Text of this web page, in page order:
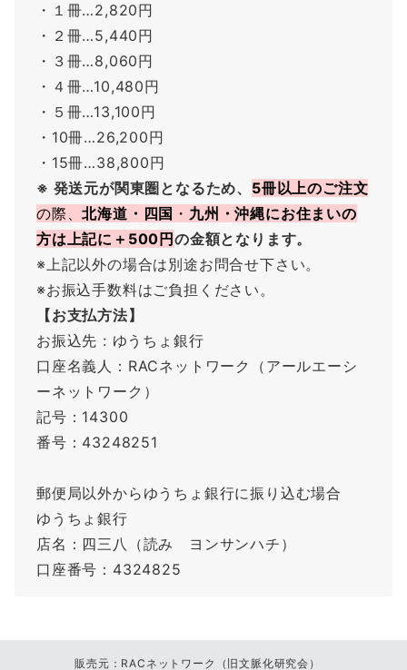
・１冊…2,820円
・２冊…5,440円
・３冊…8,060円
・４冊…10,480円
・５冊…13,100円
・10冊…26,200円
・15冊…38,800円
※ 発送元が関東圏となるため、 5冊以上のご注文
の際、北海道・四国 ・ 九州・沖縄にお住まいの
方は上記に ＋500円 の金額となります。
※上記以外の場合は別途お問合せ下さい。
※お振込手数料はご負担ください。
【お支払方法】
お振込先 : ゆうちょ銀行
口座名義人：RACネットワーク（アールエーシ
ーネットワーク）
記号：14300
番号：43248251
郵便局以外からゆうちょ銀行に振り込む場合
ゆうちょ銀行
店名：四三八（読み ヨンサンハチ）
口座番号：4324825
販売元：RACネットワーク（旧文脈化研究会）